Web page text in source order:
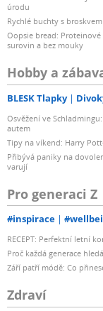
úrodu
Rychlé buchty s
Oopsie bread:
surovin a bez mouky
Hobby a
BLESK Tlapky
Osvěžení ve
autem
Tipy na víkend: Harry
Přibývá paniky na
varují
Pro generaci Z
#inspirace
RECEPT: Perfektní letní
Proč každá generace
Září patří módě: Co
Zdraví